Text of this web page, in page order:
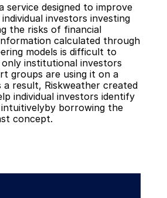
service designed to improve
investors investing
the risks of financial
calculated through
models is difficult to
institutional investors
groups are using it on a
a result, Riskweather created
individual investors identify
intuitivelyby borrowing the
concept.